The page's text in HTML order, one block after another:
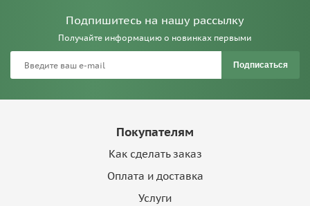
Подпишитесь на нашу рассылку
Получайте информацию о новинках первыми
Подписаться
Покупателям
Как сделать заказ
Оплата и доставка
Услуги